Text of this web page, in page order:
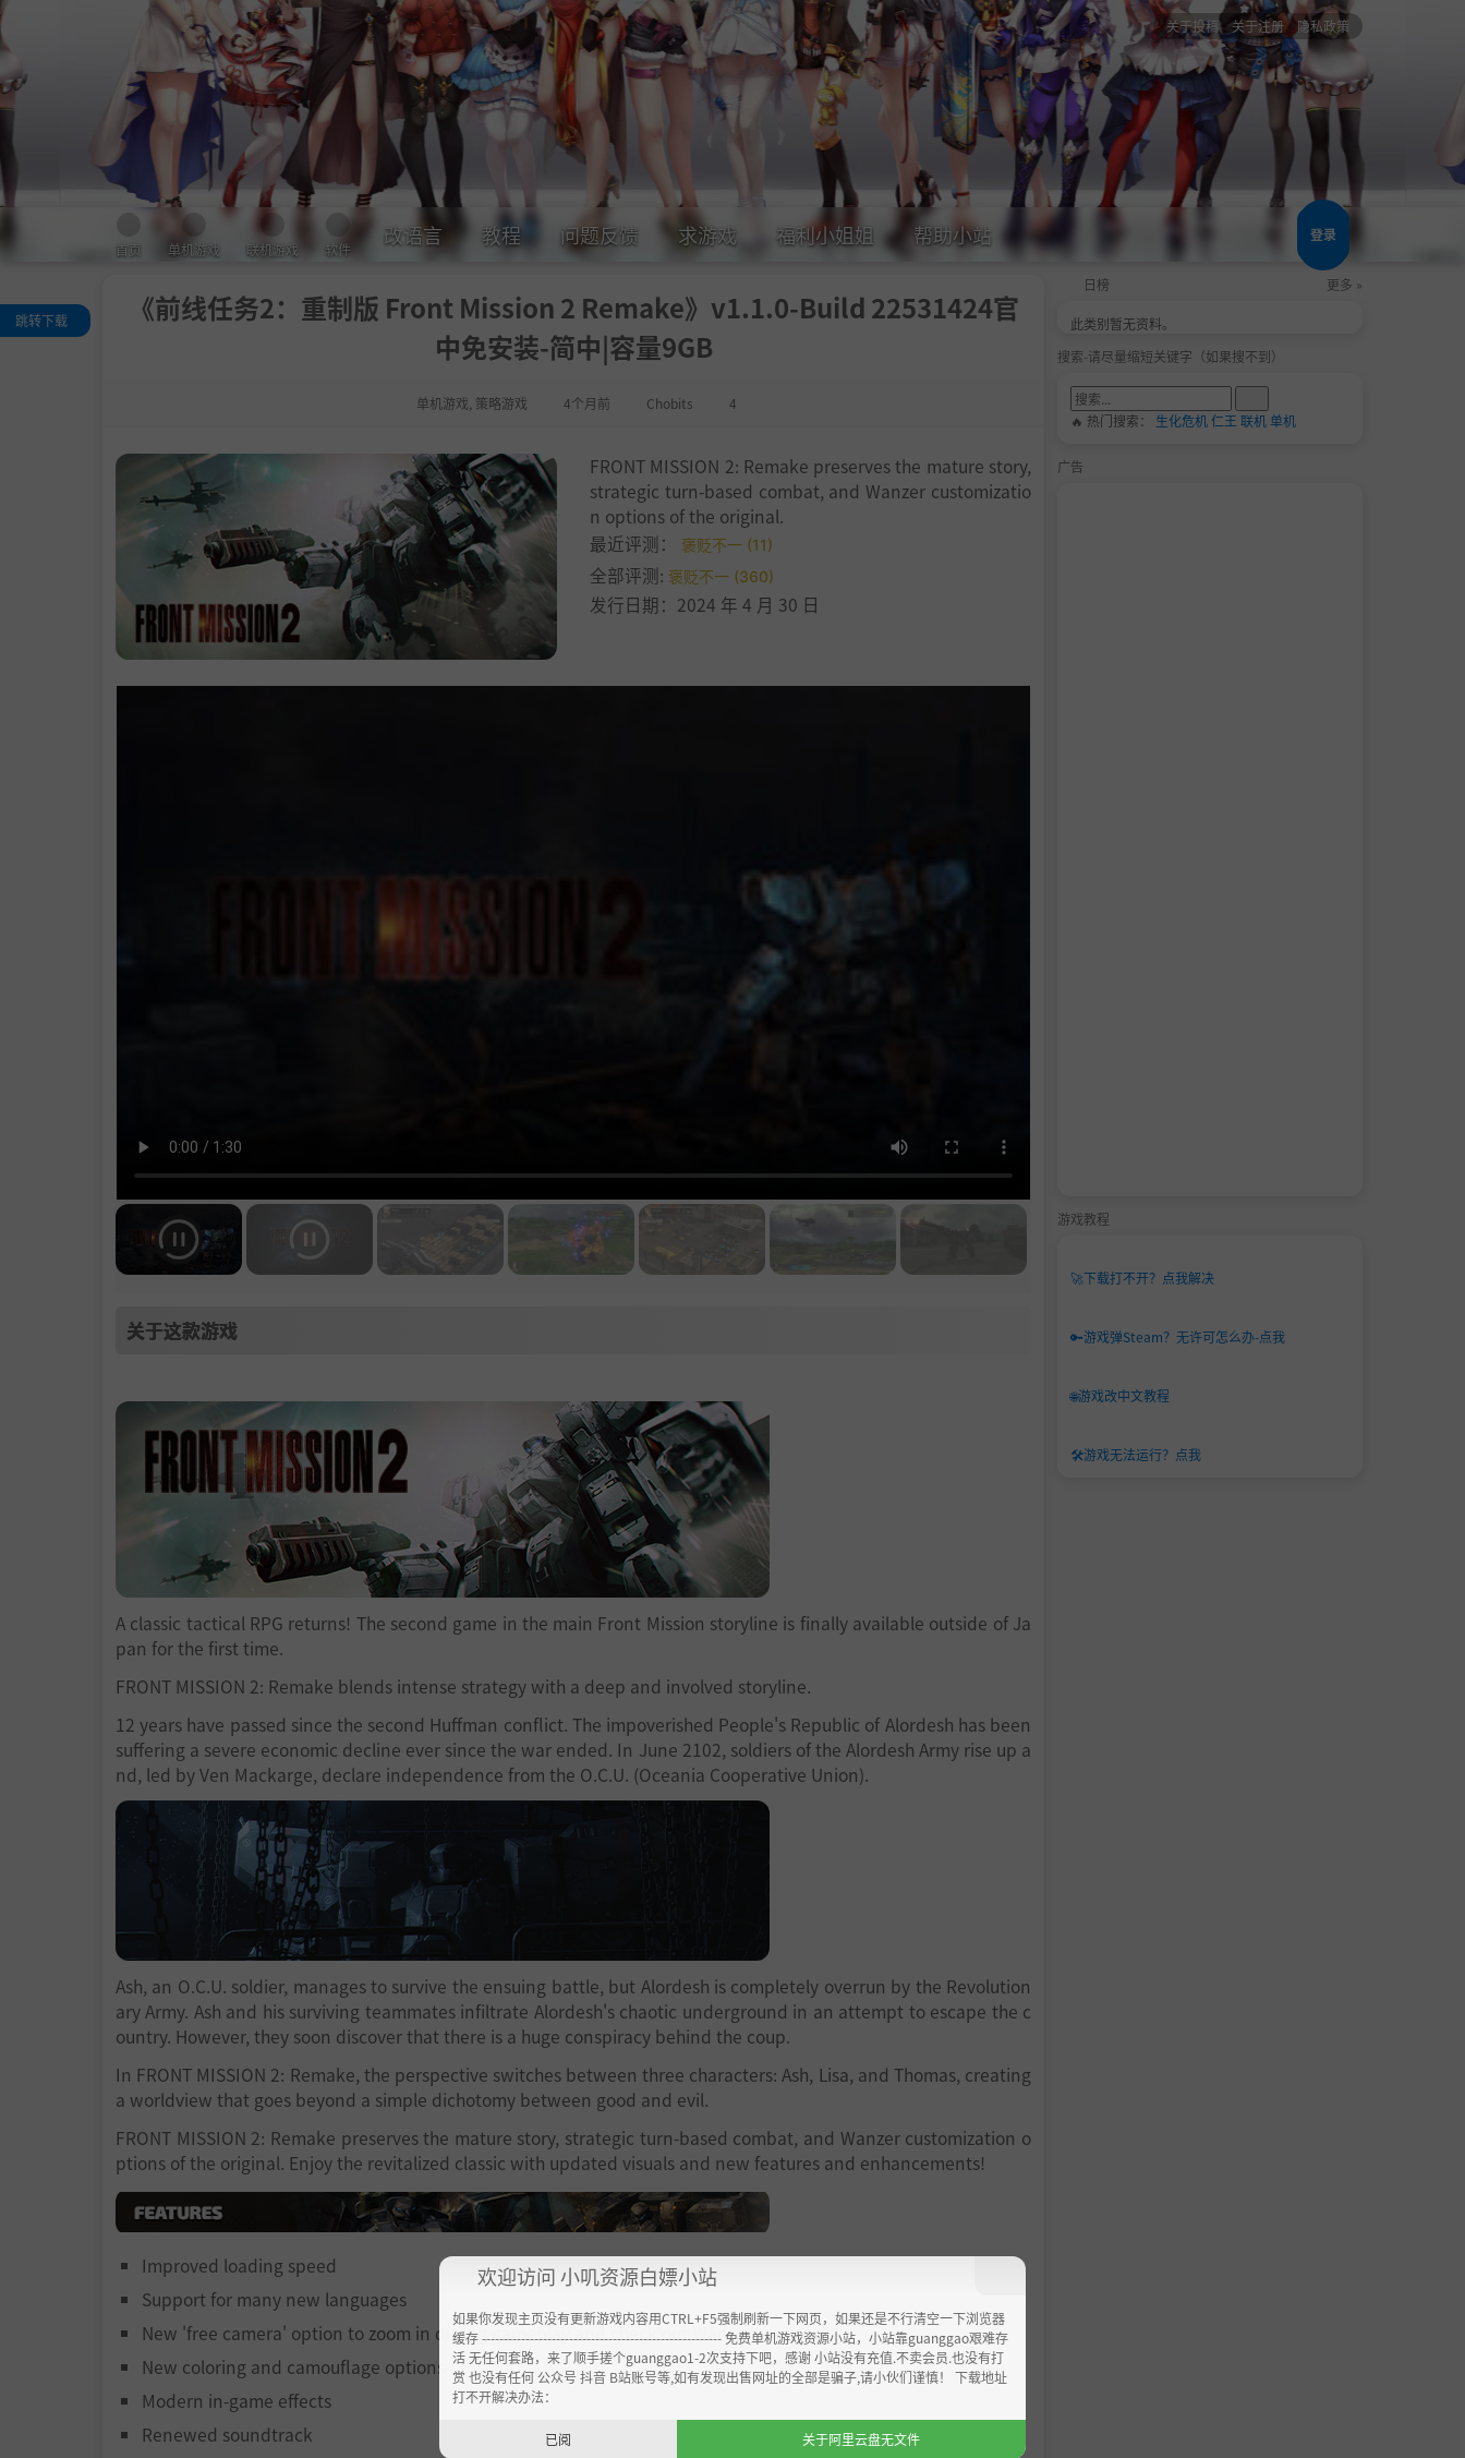
关于投稿 关于注册 隐私政策
首页 单机游戏 联机游戏 软件
改语言 教程 问题反馈 求游戏 福利小姐姐 帮助小站 登录
《前线任务2：重制版 Front Mission 2 Remake》v1.1.0-Build 22531424官
中免安装-简中|容量9GB
单机游戏 策略游戏 4个月前 Chobits 4
跳转下载
FRONT MISSION 2: Remake preserves the mature story,
strategic turn-based combat, and Wanzer customizatio
n options of the original.
最近评测：
褒贬不一 (11)
全部评测: 褒贬不一 (360)
发行日期：2024 年 4 月 30 日
关于这款游戏
A classic tactical RPG returns! The second game in the main Front Mission storyline is finally available outside of Ja
pan for the first time.
FRONT MISSION 2: Remake blends intense strategy with a deep and involved storyline.
12 years have passed since the second Huffman conflict. The impoverished People's Republic of Alordesh has been
suffering a severe economic decline ever since the war ended. In June 2102, soldiers of the Alordesh Army rise up a
nd, led by Ven Mackarge, declare independence from the O.C.U. (Oceania Cooperative Union).
Ash, an O.C.U. soldier, manages to survive the ensuing battle, but Alordesh is completely overrun by the Revolution
ary Army. Ash and his surviving teammates infiltrate Alordesh's chaotic underground in an attempt to escape the c
ountry. However, they soon discover that there is a huge conspiracy behind the coup.
In FRONT MISSION 2: Remake, the perspective switches between three characters: Ash, Lisa, and Thomas, creating
a worldview that goes beyond a simple dichotomy between good and evil.
FRONT MISSION 2: Remake preserves the mature story, strategic turn-based combat, and Wanzer customization o
ptions of the original. Enjoy the revitalized classic with updated visuals and new features and enhancements!
Improved loading speed
Support for many new languages
New 'free camera' option to zoom in during gameplay and check out Wanzers in detail
New coloring and camouflage options
Modern in-game effects
Renewed soundtrack
日榜 更多 »
此类别暂无资料。
搜索-请尽量缩短关键字（如果搜不到）
🔥 热门搜索： 生化危机仁王 联机单机
广告
游戏教程
🚀下载打不开？点我解决
🔑游戏弹Steam？无许可怎么办-点我
🌐游戏改中文教程
🛠️游戏无法运行？点我
欢迎访问 小叽资源白嫖小站
如果你发现主页没有更新游戏内容用CTRL+F5强制刷新一下网页，如果还是不行清空一下浏览器
缓存 ------------------------------------------------------- 免费单机游戏资源小站，小站靠guanggao艰难存
活 无任何套路，来了顺手搓个guanggao1-2次支持下吧，感谢 小站没有充值.不卖会员.也没有打
赏 也没有任何 公众号 抖音 B站账号等,如有发现出售网址的全部是骗子,请小伙们谨慎！ 下载地址
打不开解决办法：
已阅 关于阿里云盘无文件